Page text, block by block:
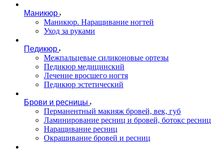
Маникюр
Маникюр. Наращивание ногтей
Уход за руками
Педикюр
Межпальцевые силиконовые ортезы
Педикюр медицинский
Лечение вросшего ногтя
Педикюр эстетический
Брови и ресницы
Перманентный макияж бровей, век, губ
Ламинирование ресниц и бровей, бoтoкс ресниц
Наращивание ресниц
Окрашивание бровей и ресниц